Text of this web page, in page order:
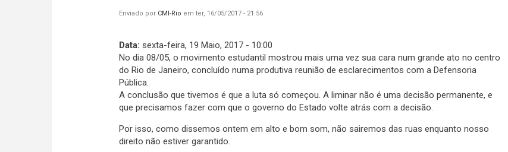
Enviado por CMI-Rio em ter, 16/05/2017 - 21:56
Data: sexta-feira, 19 Maio, 2017 - 10:00
No dia 08/05, o movimento estudantil mostrou mais uma vez sua cara num grande ato no centro
do Rio de Janeiro, concluído numa produtiva reunião de esclarecimentos com a Defensoria
Pública.
A conclusão que tivemos é que a luta só começou. A liminar não é uma decisão permanente, e
que precisamos fazer com que o governo do Estado volte atrás com a decisão.
Por isso, como dissemos ontem em alto e bom som, não sairemos das ruas enquanto nosso
direito não estiver garantido.